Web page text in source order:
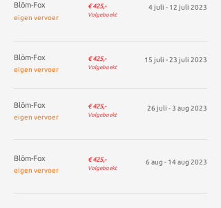
Blöm-Fox
eigen vervoer
4 juli - 12 juli 2023
€ 425,-
Volgeboekt
Blöm-Fox
eigen vervoer
15 juli - 23 juli 2023
€ 425,-
Volgeboekt
Blöm-Fox
eigen vervoer
€ 425,-
Volgeboekt
26 juli - 3 aug 2023
Blöm-Fox
eigen vervoer
€ 425,-
Volgeboekt
6 aug - 14 aug 2023